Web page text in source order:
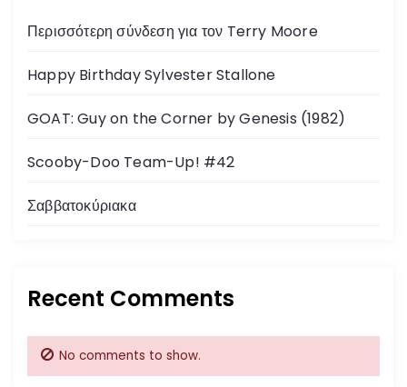
Περισσότερη σύνδεση για τον Terry Moore
Happy Birthday Sylvester Stallone
GOAT: Guy on the Corner by Genesis (1982)
Scooby-Doo Team-Up! #42
Σαββατοκύριακα
Recent Comments
No comments to show.